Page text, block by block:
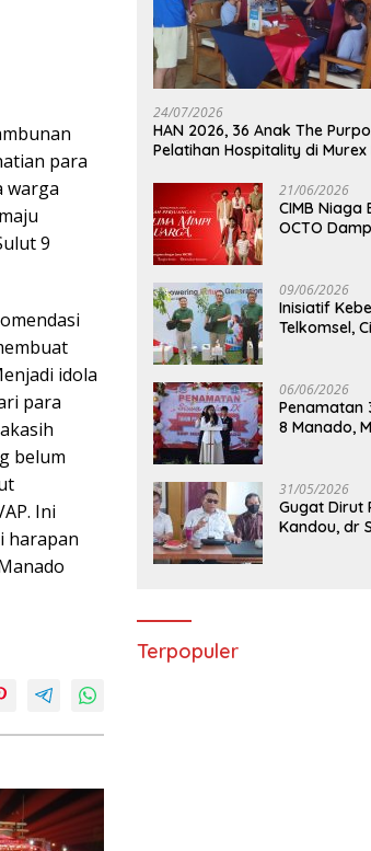
para
warga
9
idola
para
belum
Ini
harapan
24/07/2026
HAN 2026, 36 Anak The
Pelatihan Hospitality di
21/06/2026
CIMB Niaga
OCTO
09/06/2026
Inisiatif
Telkomsel,
06/06/2026
Penamatan
8 Manado,
31/05/2026
Gugat Dirut
Kandou, dr
Terpopuler